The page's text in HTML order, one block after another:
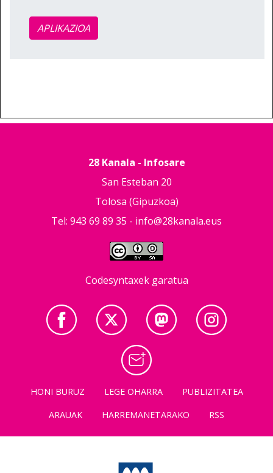
APLIKAZIOA
28 Kanala - Infosare
San Esteban 20
Tolosa (Gipuzkoa)
Tel: 943 69 89 35 - info@28kanala.eus
Codesyntaxek garatua
HONI BURUZ LEGE OHARRA
PUBLIZITATEA
ARAUAK
HARREMANETARAKO RSS